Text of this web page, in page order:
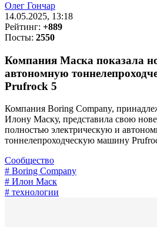
Олег Гончар
14.05.2025, 13:18
Рейтинг: +889
Посты: 2550
Компания Маска показала
автономную
Prufrock 5
Компания Boring Company,
Илону Маску, представила свою
полностью электрическую и
тоннелепроходческую машину
Сообщество
# Boring Company
# Илон Маск
# технологии